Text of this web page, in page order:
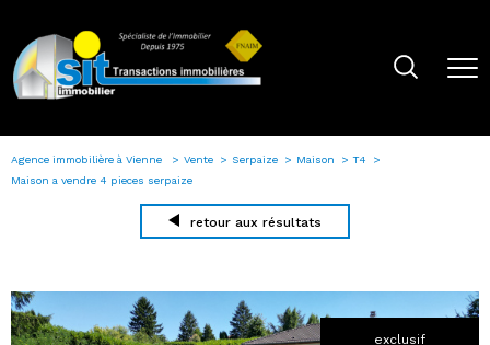
Agence immobilière à Vienne Vente Serpaize Maison
T4
Maison a vendre 4 pieces serpaize
retour aux résultats
exclusif